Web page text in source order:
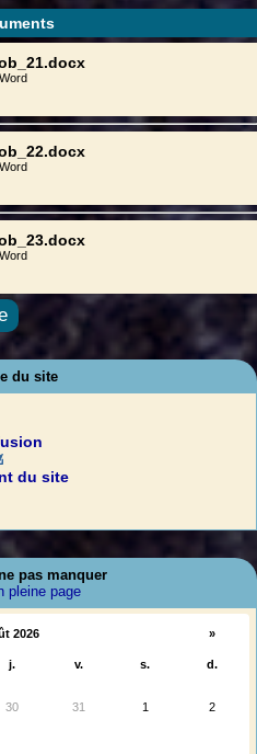
du site
du site
pas manquer
pleine page
2026 »
j. v. s. d.
30 31 1 2